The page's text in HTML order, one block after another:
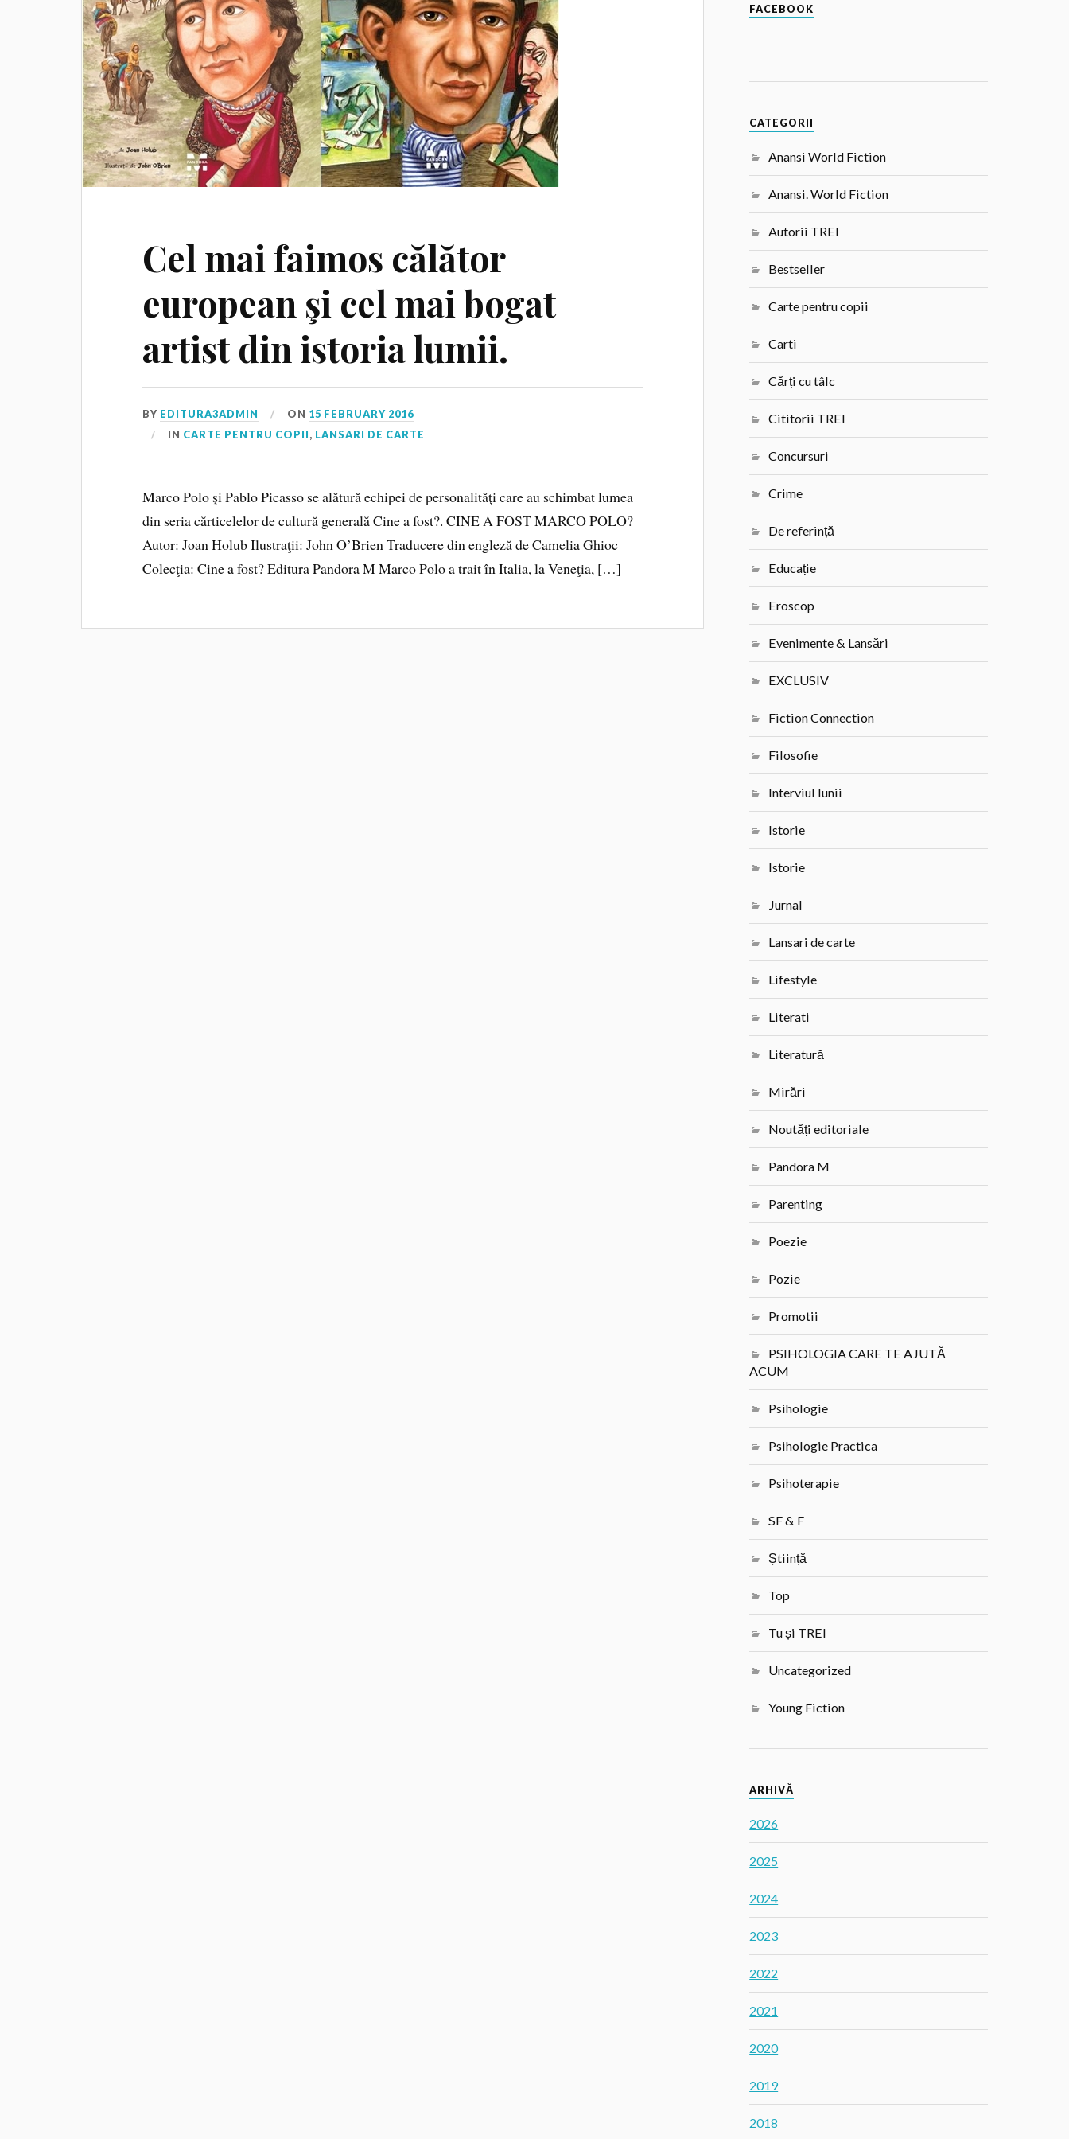
Cel mai faimos călător
european şi cel mai bogat
artist din istoria lumii.
BY EDITURA3ADMIN ON 15 FEBRUARY 2016
IN CARTE PENTRU COPII, LANSARI DE CARTE
Marco Polo şi Pablo Picasso se alătură echipei de personalităţi care au schimbat lumea
din seria cărticelelor de cultură generală Cine a fost?. CINE A FOST MARCO POLO?
Autor: Joan Holub Ilustraţii: John O’Brien Traducere din engleză de Camelia Ghioc
Colecţia: Cine a fost? Editura Pandora M Marco Polo a trait în Italia, la Veneţia, […]
FACEBOOK
CATEGORII
Anansi World Fiction
Anansi. World Fiction
Autorii TREI
Bestseller
Carte pentru copii
Carti
Cărți cu tâlc
Cititorii TREI
Concursuri
Crime
De referință
Educație
Eroscop
Evenimente & Lansări
EXCLUSIV
Fiction Connection
Filosofie
Interviul lunii
Istorie
Istorie
Jurnal
Lansari de carte
Lifestyle
Literati
Literatură
Mirări
Noutăți editoriale
Pandora M
Parenting
Poezie
Pozie
Promotii
PSIHOLOGIA CARE TE AJUTĂ
ACUM
Psihologie
Psihologie Practica
Psihoterapie
SF & F
Știință
Top
Tu și TREI
Uncategorized
Young Fiction
ARHIVĂ
2026
2025
2024
2023
2022
2021
2020
2019
2018